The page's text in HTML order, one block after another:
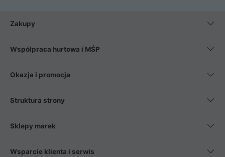
Zakupy
Współpraca hurtowa i MŚP
Okazja i promocja
Struktura strony
Sklepy marek
Wsparcie klienta i serwis